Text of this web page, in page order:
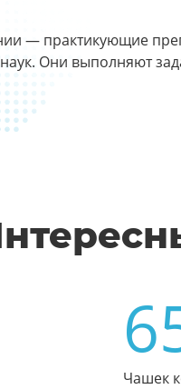
— практикующие
наук. Они выполняют
Чашек